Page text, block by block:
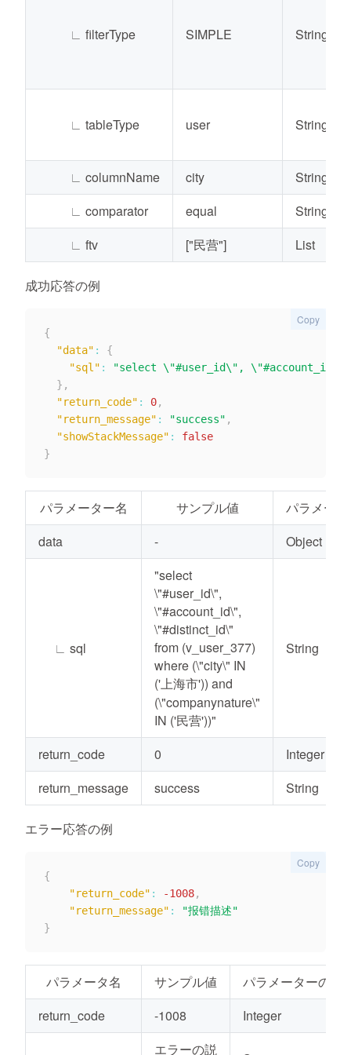
∟ filterType SIMPLE String
∟ tableType user String
∟ columnName city
String
∟ comparator equal
String
∟ ftv ["民营"] List
成功応答の例
{
"data" :
{
"sql" :
"select \"#user_id\",
} ,
"return_code" : 0,
"return_message" : "success" ,
"showStackMessage" :
false
}
Copy
パラメーター名 サンプル値
パラメー
data
- Object
∟ sql
"select
\"#user_id\",
\"#account_id\",
\"#distinct_id\"
from (v_user_377)
where (\"city\" IN
('上海市')) and
(\"companynature\"
IN ('民营'))"
String
return_code 0
Integer
return_message
success String
エラー応答の例
{
"return_code" : -1008,
"return_message" :
"报错描述"
}
Copy
パラメータ名 サンプル値
パラメーターの種
return_code
-1008 Integer
エラーの説